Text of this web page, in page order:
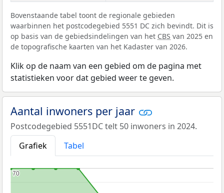
Bovenstaande tabel toont de regionale gebieden
waarbinnen het postcodegebied 5551 DC zich bevindt. Dit is
op basis van de gebiedsindelingen van het CBS van 2025 en
de topografische kaarten van het Kadaster van 2026.
Klik op de naam van een gebied om de pagina met
statistieken voor dat gebied weer te geven.
Aantal inwoners per jaar
Postcodegebied 5551DC telt 50 inwoners in 2024.
Grafiek
Tabel
70
70